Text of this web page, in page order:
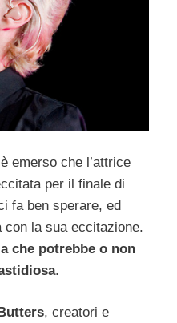
emerso che l’attrice
per il finale di
fa ben sperare, ed
la sua eccitazione.
che potrebbe o non
.
, creatori e